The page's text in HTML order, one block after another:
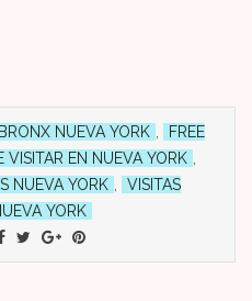
NUEVA YORK ,
FREE
VISITAR EN NUEVA YORK ,
NUEVA YORK ,
VISITAS
YORK